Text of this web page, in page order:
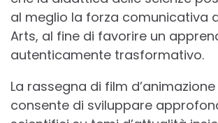
al meglio la forza comunicativa
Arts, al fine di favorire un
autenticamente trasformativo.
La rassegna di film
consente di sviluppare